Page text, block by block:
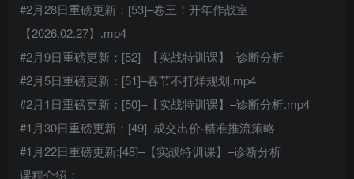
#2月28日重磅更新：[53]–卷王！开年作战室
【2026.02.27】.mp4
#2月9日重磅更新：[52]–【实战特训课】–诊断分析
#2月5日重磅更新：[51]–春节不打烊规划.mp4
#2月1日重磅更新：[50]–【实战特训课】–诊断分析.mp4
#1月30日重磅更新：[49]–成交出价·精准推流策略
#1月22日重磅更新:[48]–【实战特训课】–诊断分析
课程介绍：